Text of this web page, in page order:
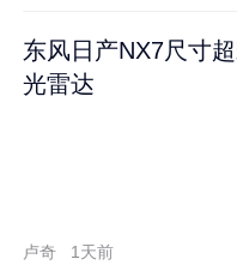
东风日产NX7尺寸
光雷达
卢奇 1天前